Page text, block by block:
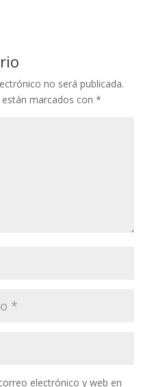
no será publicada.
marcados con *
electrónico y web en